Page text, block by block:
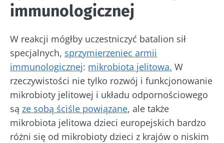
immunologicznej
W reakcji mógłby uczestniczyć batalion sił
specjalnych, sprzymierzeniec armii
immunologicznej: mikrobiota jelitowa. W
rzeczywistości nie tylko rozwój i funkcjonowanie
mikrobioty jelitowej i układu odpornościowego
są ze sobą ściśle powiązane, ale także
mikrobiota jelitowa dzieci europejskich bardzo
różni się od mikrobioty dzieci z krajów o niskim